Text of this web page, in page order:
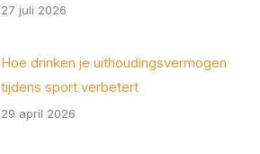
27 juli 2026
Hoe drinken je uithoudingsvermogen
tijdens sport verbetert
29 april 2026